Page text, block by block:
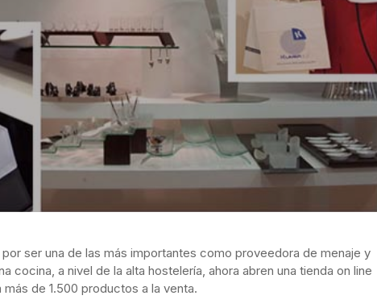
ser una de las más importantes como proveedora de menaje y
cocina, a nivel de la alta hostelería, ahora abren una tienda on line
de 1.500 productos a la venta.